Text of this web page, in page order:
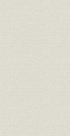
事業所;貯蓄
事業所
人口
倒産
金利
社歌